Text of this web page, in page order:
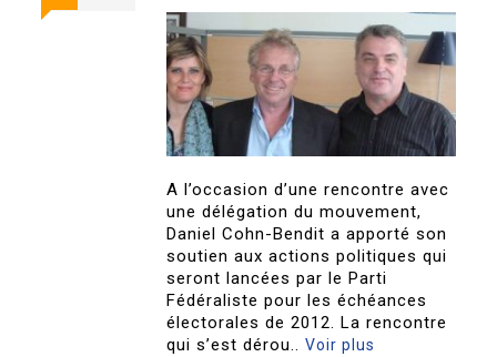
A l’occasion d’une rencontre avec
une délégation du mouvement,
Daniel Cohn-Bendit a apporté son
soutien aux actions politiques qui
seront lancées par le Parti
Fédéraliste pour les échéances
électorales de 2012. La rencontre
qui s’est dérou..Voir plus